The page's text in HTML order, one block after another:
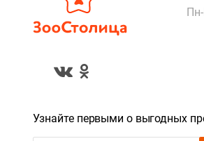
Узнайте первыми о выгодных